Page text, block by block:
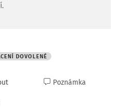
DOVOLENÉ
Poznámka